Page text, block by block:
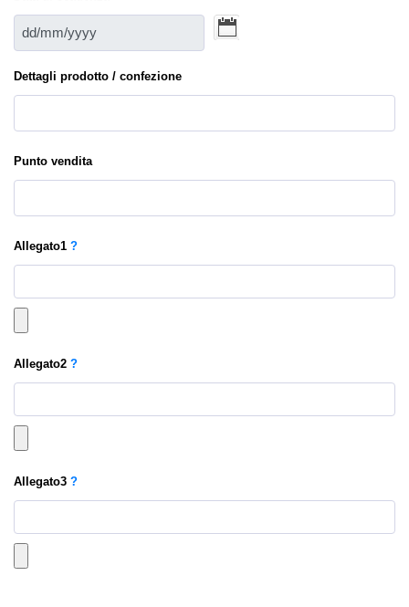
Dettagli prodotto / confezione
Punto vendita
Allegato1 ?
Allegato2 ?
Allegato3 ?